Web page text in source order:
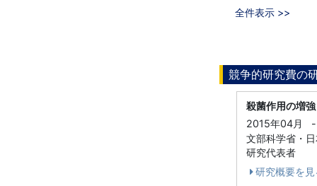
全件表示 >>
競争的研究費の
殺菌作用の増
2015年04月
-
文部科学省・
研究代表者
研究概要を見